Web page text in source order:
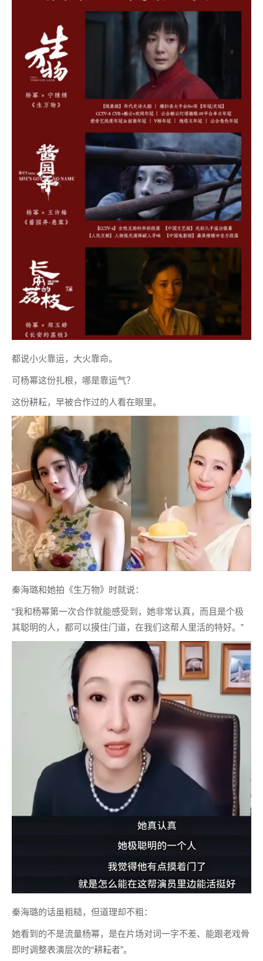
都说小火靠运，大火靠命。
可杨幂这份扎根，哪是靠运气？
这份耕耘，早被合作过的人看在眼里。
秦海璐和她拍《生万物》时就说：
“我和杨幂第一次合作就能感受到，她非常认真，而且是个极
其聪明的人，都可以摸住门道，在我们这帮人里活的特好。”
秦海璐的话虽粗糙，但道理却不粗：
她看到的不是流量杨幂，是在片场对词一字不差、能跟老戏骨
即时调整表演层次的“耕耘者”。